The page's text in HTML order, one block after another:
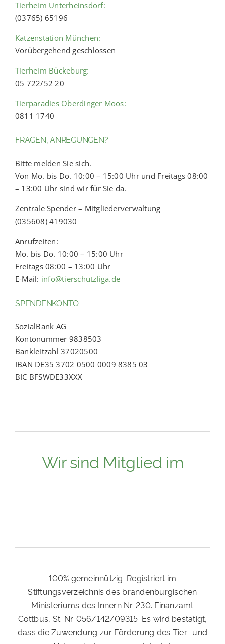
Tierheim Unterheinsdorf:
(03765) 65196
Katzenstation München:
Vorübergehend geschlossen
Tierheim Bückeburg:
05 722/52 20
Tierparadies Oberdinger Moos:
0811 1740
FRAGEN, ANREGUNGEN?
Bitte melden Sie sich.
Von Mo. bis Do. 10:00 – 15:00 Uhr und Freitags 08:00
– 13:00 Uhr sind wir für Sie da.
Zentrale Spender – Mitgliederverwaltung
(035608) 419030
Anrufzeiten:
Mo. bis Do. 10:00 – 15:00 Uhr
Freitags 08:00 – 13:00 Uhr
E-Mail: info@tierschutzliga.de
SPENDENKONTO
SozialBank AG
Kontonummer 9838503
Bankleitzahl 37020500
IBAN DE35 3702 0500 0009 8385 03
BIC BFSWDE33XXX
Wir sind Mitglied im
100% gemeinnützig. Registriert im
Stiftungsverzeichnis des brandenburgischen
Ministeriums des Innern Nr. 230. Finanzamt
Cottbus, St. Nr. 056/142/09315. Es wird bestätigt,
dass die Zuwendung zur Förderung des Tier- und